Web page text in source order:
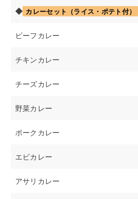
◆ カレーセット（ライス・ポテト付）
ビーフカレー
チキンカレー
チーズカレー
野菜カレー
ポークカレー
エビカレー
アサリカレー